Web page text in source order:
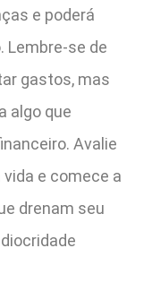
e poderá
Lembre-se de
gastos, mas
algo que
Avalie
e comece a
drenam seu